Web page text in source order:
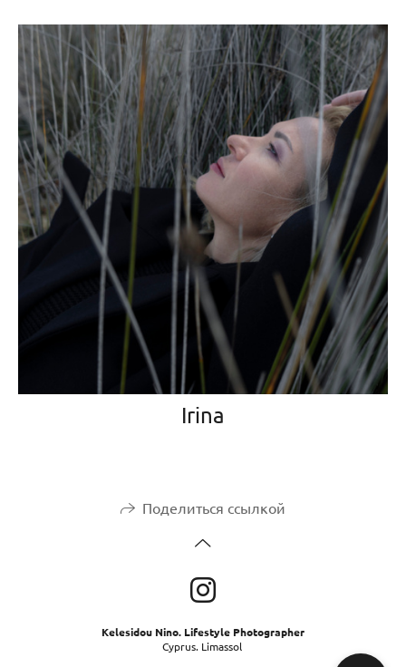
Irina
Поделиться ссылкой
Kelesidou Nino. Lifestyle Photographer
Cyprus. Limassol